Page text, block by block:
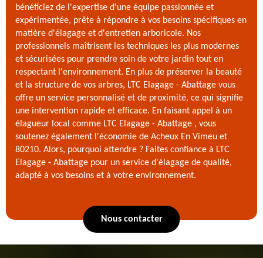
bénéficiez de l'expertise d'une équipe passionnée et
expérimentée, prête à répondre à vos besoins spécifiques en
matière d'élagage et d'entretien arboricole. Nos
professionnels maîtrisent les techniques les plus modernes
et sécurisées pour prendre soin de votre jardin tout en
respectant l'environnement. En plus de préserver la beauté
et la structure de vos arbres, LTC Elagage - Abattage vous
offre un service personnalisé et de proximité, ce qui signifie
une intervention rapide et efficace. En faisant appel à un
élagueur local comme LTC Elagage - Abattage , vous
soutenez également l'économie de Acheux En Vimeu et
80210. Alors, pourquoi attendre ? Faites confiance à LTC
Elagage - Abattage pour un service d'élagage de qualité,
adapté à vos besoins et à votre environnement.
Nous contacter